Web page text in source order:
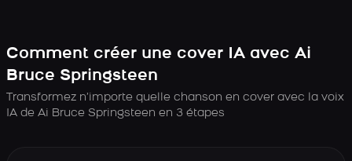
Comment créer une cover IA avec Ai
Bruce Springsteen
Transformez n’importe quelle chanson en cover avec la voix
IA de Ai Bruce Springsteen en 3 étapes